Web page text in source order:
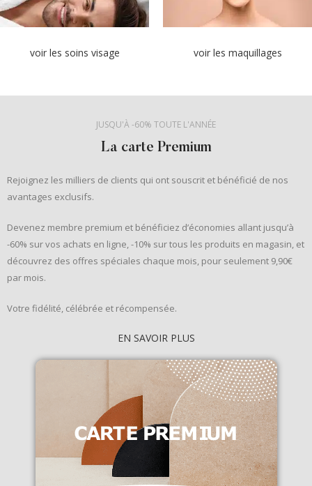
voir les soins visage voir les maquillages
JUSQU'À -60% TOUTE L'ANNÉE
La carte Premium
Rejoignez les milliers de clients qui ont souscrit et bénéficié de nos
avantages exclusifs.
Devenez membre premium et bénéficiez d’économies allant jusqu’à
-60% sur vos achats en ligne, -10% sur tous les produits en magasin, et
découvrez des offres spéciales chaque mois, pour seulement 9,90€
par mois.
Votre fidélité, célébrée et récompensée.
EN SAVOIR PLUS